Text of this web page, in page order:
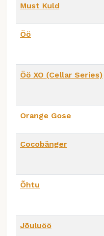
Must Kuld
Öö
Öö XO (Cellar Series)
Orange Gose
Cocobänger
Õhtu
Jõuluöö